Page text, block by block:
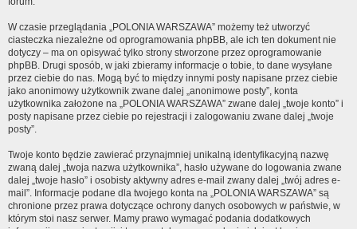
W czasie przeglądania „POLONIA WARSZAWA” możemy też utworzyć
ciasteczka niezależne od oprogramowania phpBB, ale ich ten dokument nie
dotyczy – ma on opisywać tylko strony stworzone przez oprogramowanie
phpBB. Drugi sposób, w jaki zbieramy informacje o tobie, to dane wysyłane
przez ciebie do nas. Mogą być to między innymi posty napisane przez ciebie
jako anonimowy użytkownik zwane dalej „anonimowe posty”, konta
użytkownika założone na „POLONIA WARSZAWA” zwane dalej „twoje konto” i
posty napisane przez ciebie po rejestracji i zalogowaniu zwane dalej „twoje
posty”.
Twoje konto będzie zawierać przynajmniej unikalną identyfikacyjną nazwę
zwaną dalej „twoja nazwa użytkownika”, hasło używane do logowania zwane
dalej „twoje hasło” i osobisty aktywny adres e-mail zwany dalej „twój adres e-
mail”. Informacje podane dla twojego konta na „POLONIA WARSZAWA” są
chronione przez prawa dotyczące ochrony danych osobowych w państwie, w
którym stoi nasz serwer. Mamy prawo wymagać podania dodatkowych